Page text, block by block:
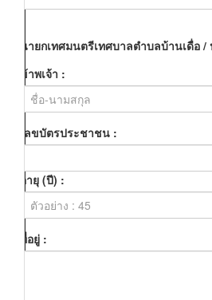
นายกเทศมนตรีเทศบาลตำบลบ้านเดื่อ /
ข้าพเจ้า :
เลขบัตรประชาชน :
อายุ (ปี) :
ที่อยู่ :